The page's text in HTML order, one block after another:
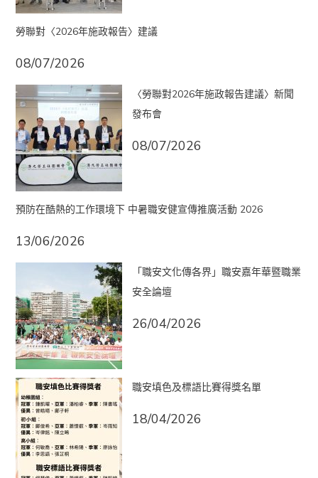
勞聯對〈2026年施政報告〉建議
08/07/2026
〈勞聯對2026年施政報告建議〉新聞
發布會
08/07/2026
預防在酷熱的工作環境下 中暑職安健宣傳推廣活動 2026
13/06/2026
「職安文化傳各界」職安嘉年華暨職業
安全論壇
26/04/2026
職安填色及標語比賽得獎名單
18/04/2026